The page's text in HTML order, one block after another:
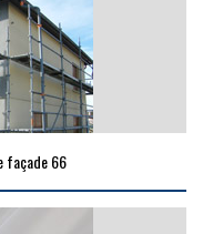
façade 66